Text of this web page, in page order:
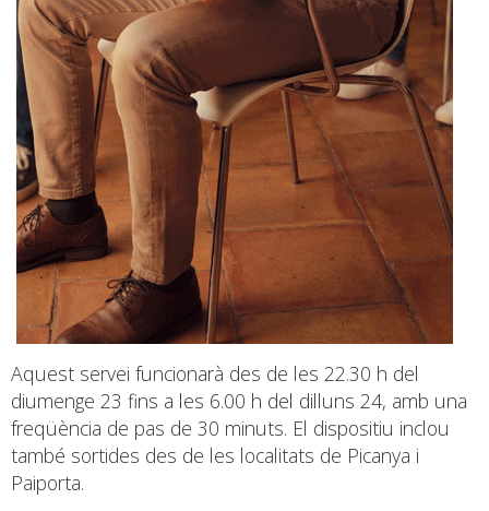
Aquest servei funcionarà des de les 22.30 h del
diumenge 23 fins a les 6.00 h del dilluns 24, amb una
freqüència de pas de 30 minuts. El dispositiu inclou
també sortides des de les localitats de Picanya i
Paiporta.